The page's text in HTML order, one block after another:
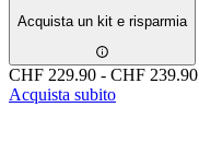
Acquista un kit e risparmia
CHF 229.90 - CHF 239.90
Acquista subito